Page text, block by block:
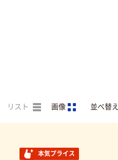
リスト 画像 並べ替え
本気プライス